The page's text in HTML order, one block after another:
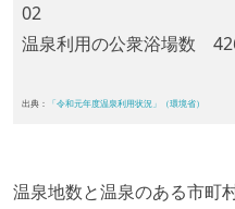
02
温泉利用の公衆浴場数
出典： 「令和元年度温泉利用状況」（環境省）
温泉地数と温泉のある市